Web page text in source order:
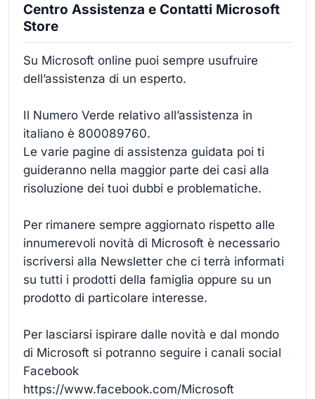
Centro Assistenza e Contatti Microsoft
Store
Su Microsoft online puoi sempre usufruire
dell’assistenza di un esperto.
Il Numero Verde relativo all’assistenza in
italiano è 800089760.
Le varie pagine di assistenza guidata poi ti
guideranno nella maggior parte dei casi alla
risoluzione dei tuoi dubbi e problematiche.
Per rimanere sempre aggiornato rispetto alle
innumerevoli novità di Microsoft è necessario
iscriversi alla Newsletter che ci terrà informati
su tutti i prodotti della famiglia oppure su un
prodotto di particolare interesse.
Per lasciarsi ispirare dalle novità e dal mondo
di Microsoft si potranno seguire i canali social
Facebook
https://www.facebook.com/Microsoft